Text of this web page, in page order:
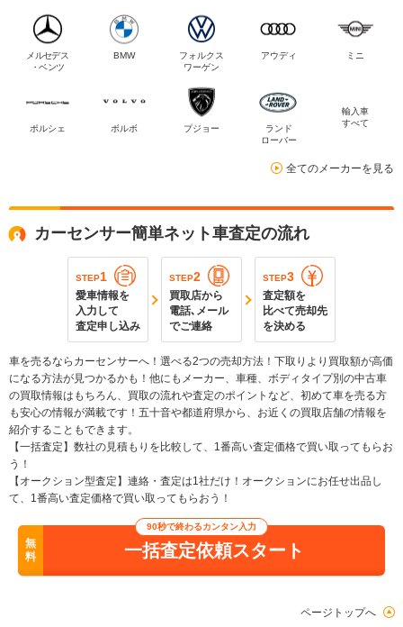
メルセデス
・ベンツ
BMW
フォルクス
ワーゲン
アウディ ミニ
ポルシェ ボルボ プジョー
ランド
ローバー
輸入車
すべて
全てのメーカーを見る
カーセンサー簡単ネット車査定の流れ
STEP1
愛車情報を
入力して
査定申し込み
STEP2
買取店から
電話､メール
でご連絡
STEP3
査定額を
比べて売却先
を決める
車を売るならカーセンサーへ！選べる2つの売却方法！下取りより買取額が高価
になる方法が見つかるかも！他にもメーカー、車種、ボディタイプ別の中古車
の買取情報はもちろん、買取の流れや査定のポイントなど、初めて車を売る方
も安心の情報が満載です！五十音や都道府県から、お近くの買取店舗の情報を
紹介することもできます。
【一括査定】数社の見積もりを比較して、1番高い査定価格で買い取ってもらお
う！
【オークション型査定】連絡・査定は1社だけ！オークションにお任せ出品し
て、1番高い査定価格で買い取ってもらおう！
無
料
90秒で終わるカンタン入力
一括査定依頼スタート
ページトップへ